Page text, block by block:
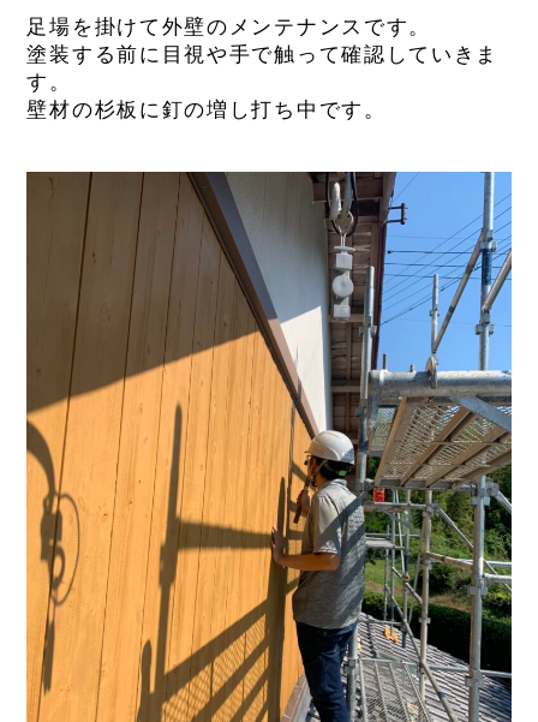
足場を掛けて外壁のメンテナンスです。
塗装する前に目視や手で触って確認していきま
す。
壁材の杉板に釘の増し打ち中です。